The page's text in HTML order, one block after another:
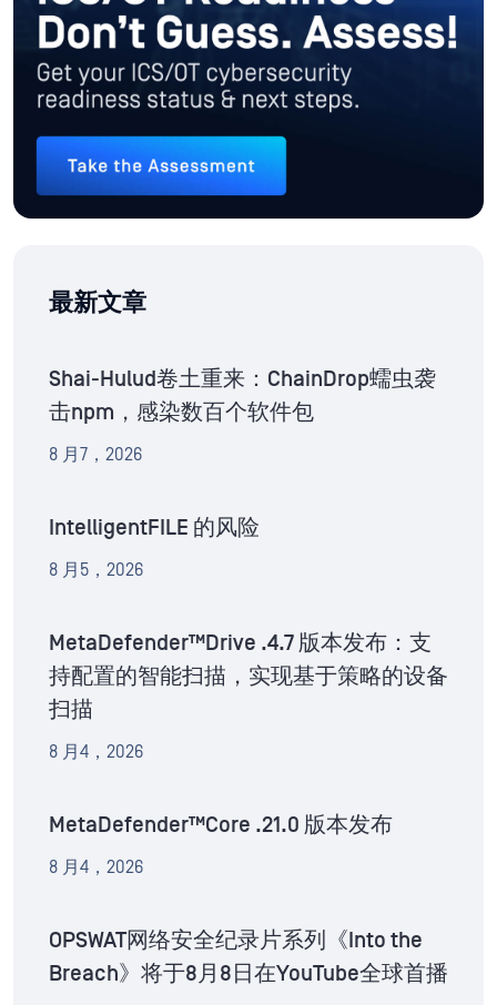
最新文章
Shai-Hulud卷土重来：ChainDrop蠕虫袭
击npm，感染数百个软件包
8 月7，2026
IntelligentFILE 的风险
8 月5，2026
MetaDefender™Drive .4.7 版本发布：支
持配置的智能扫描，实现基于策略的设备
扫描
8 月4，2026
MetaDefender™Core .21.0 版本发布
8 月4，2026
OPSWAT网络安全纪录片系列《Into the
Breach》将于8月8日在YouTube全球首播